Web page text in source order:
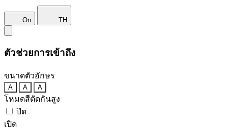
On TH
ตัวช่วยการเข้าถึง
ขนาดตัวอักษร
A A A
โหมดสีตัดกันสูง
ปิด
เปิด